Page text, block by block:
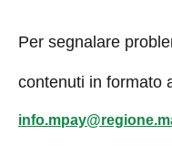
Per segnalare
contenuti in formato